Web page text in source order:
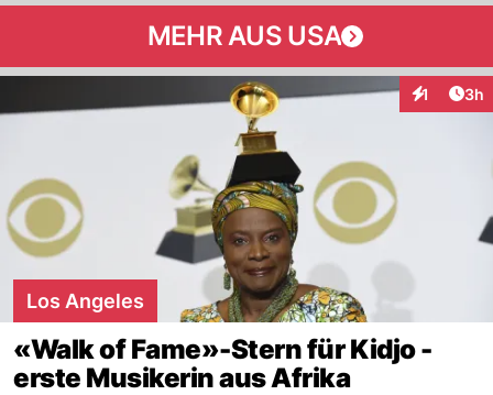
MEHR AUS USA
1 3h
Los Angeles
«Walk of Fame»-Stern für Kidjo -
erste Musikerin aus Afrika